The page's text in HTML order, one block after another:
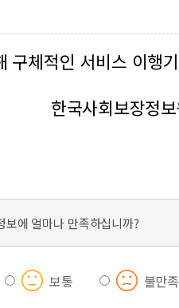
구체적인 서비스 이행
한국사회보장정
보에 얼마나 만족하십니까?
보통 불만족